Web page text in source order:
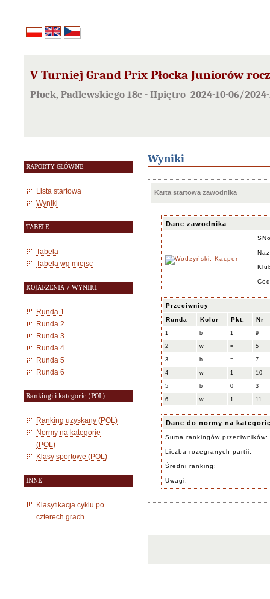
V Turniej Grand Prix Płocka Juniorów
Płock, Padlewskiego 18c - IIpiętro 2024-10-06/
RAPORTY GŁÓWNE
Lista startowa
Wyniki
TABELE
Tabela
Tabela wg miejsc
KOJARZENIA / WYNIKI
Runda 1
Runda 2
Runda 3
Runda 4
Runda 5
Runda 6
Rankingi i kategorie (POL)
Ranking uzyskany (POL)
Normy na kategorie
(POL)
Klasy sportowe (POL)
INNE
Klasyfikacja cyklu po
czterech grach
Wyniki
Karta startowa zawodnika
Dane zawodnika
Przeciwnicy
Runda Kolor Pkt. Nr
1 b 1 9
2 w = 5
3 b = 7
4 w 1 10
5 b 0 3
6 w 1 11
Dane do normy na
Suma rankingów przeciwników:
Liczba rozegranych partii:
Średni ranking:
Uwagi: